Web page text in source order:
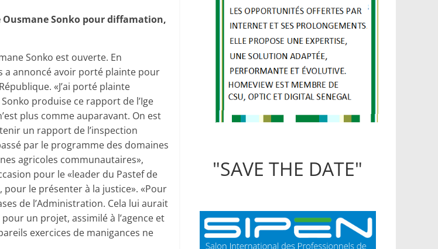
Sonko pour diffamation,
Sonko est ouverte. En
a annoncé avoir porté plainte pour
«J’ai porté plainte
produise ce rapport de l’Ige
plus comme auparavant. On est
un rapport de l’inspection
par le programme des domaines
agricoles communautaires»,
pour le «leader du Pastef de
pour le présenter à la justice». «Pour
de l’Administration. Cela lui aurait
un projet, assimilé à l’agence et
exercices de manigances ne
"SAVE THE DATE"